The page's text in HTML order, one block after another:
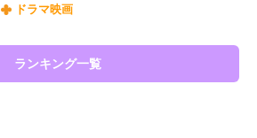
ドラマ映画
ランキング一覧